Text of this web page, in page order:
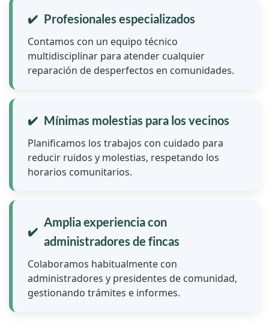
Profesionales especializados
Contamos con un equipo técnico
multidisciplinar para atender cualquier
reparación de desperfectos en comunidades.
Mínimas molestias para los vecinos
Planificamos los trabajos con cuidado para
reducir ruidos y molestias, respetando los
horarios comunitarios.
Amplia experiencia con
administradores de fincas
Colaboramos habitualmente con
administradores y presidentes de comunidad,
gestionando trámites e informes.